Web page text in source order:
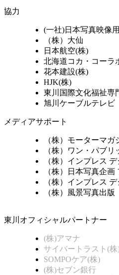
協力
(一社)日本写真映像
（株）大仙
日本航空(株)
北海道コカ・コーラ
花本建設(株)
HJK(株)
東川国際文化福祉専
旭川ケーブルテレビ
メディアサポート
（株）モーターマ
（株）ワン・パブリ
（株）インプレス
（株）日本写真企画
（株）インプレス
（株）風景写真出版
東川オフィシャルパートナー
(株)アマナ
サイバートラスト(株
SOMPOケア(株)
(株)セブン銀行